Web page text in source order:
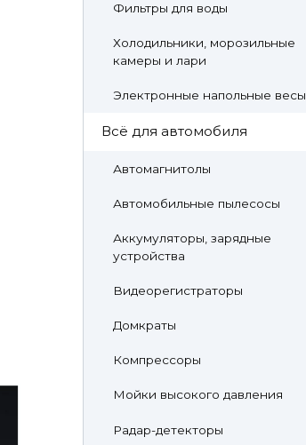
Фильтры для воды
Холодильники, морозильные
камеры и лари
Электронные напольные весы
Всё для автомобиля
Автомагнитолы
Автомобильные пылесосы
Аккумуляторы, зарядные
устройства
Видеорегистраторы
Домкраты
Компрессоры
Мойки высокого давления
Радар-детекторы